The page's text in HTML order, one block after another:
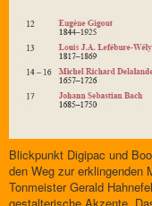
Blickpunkt Digipac und
den Weg zur erklingenden
Tonmeister Gerald